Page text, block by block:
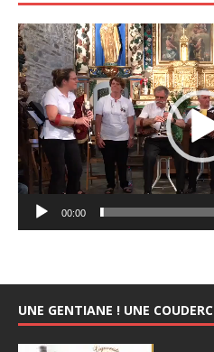
Lecteur
vidéo
00:00
UNE GENTIANE ! UNE COUDERC